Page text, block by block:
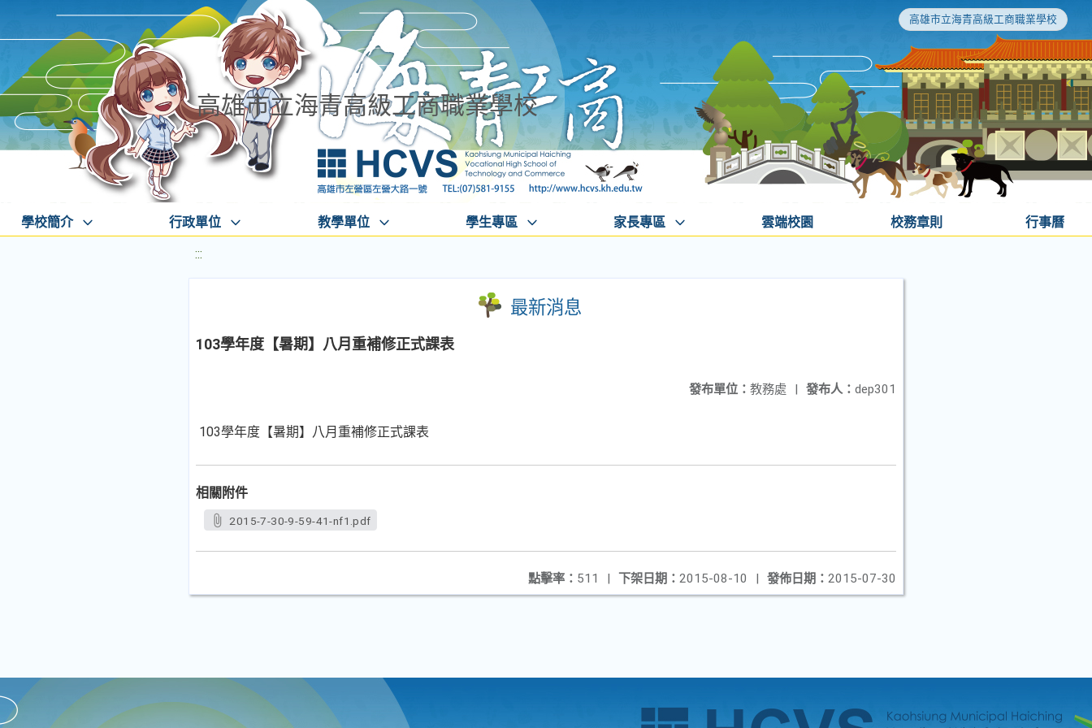
高雄市立海青高級工商職業學校
高雄市立海青高級工商職業學校
學校簡介 行政單位 教學單位 學生專區 家長專區 雲端校園 校務章則 行事曆
:::
最新消息
103學年度【暑期】八月重補修正式課表
發布人： dep301
發布單位： 教務處 |
103學年度【暑期】八月重補修正式課表
相關附件
2015-7-30-9-59-41-nf1.pdf
發佈日期： 2015-07-30
下架日期： 2015-08-10 |
點擊率： 511 |